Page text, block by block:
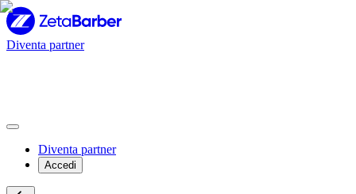
Diventa partner
Diventa partner
Accedi